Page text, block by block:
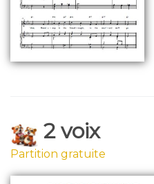
2 voix
Partition gratuite